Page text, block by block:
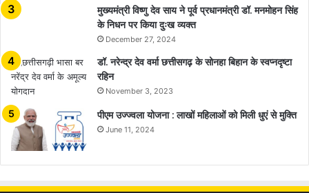
मुख्यमंत्री विष्णु देव साय ने पूर्व प्रधानमंत्री डॉ. मनमोहन सिंह
के निधन पर किया दुःख व्यक्त
December 27, 2024
डॉ. नरेन्द्र देव वर्मा छत्तीसगढ़ के सोनहा बिहान के स्वप्नदृष्टा
रहिन
November 3, 2023
पीएम उज्ज्वला योजना : लाखों महिलाओं को मिली धुएं से मुक्ति
June 11, 2024